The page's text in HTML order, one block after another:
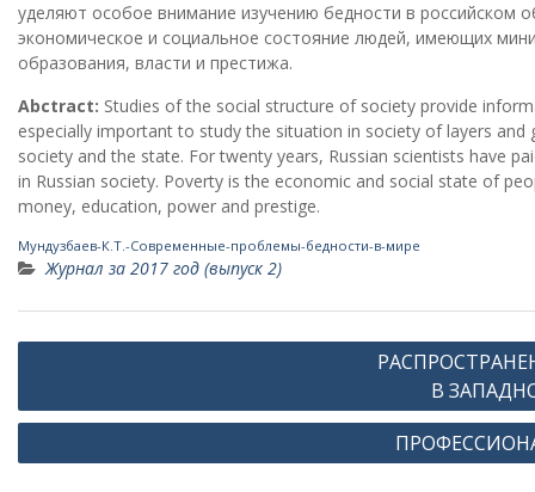
уделяют особое внимание изучению бедности в российском
экономическое и социальное состояние людей, имеющих
образования, власти и престижа.
Abctract: Studies of the social structure of society provide
especially important to study the situation in society of layers
society and the state. For twenty years, Russian scientists have
in Russian society. Poverty is the economic and social state of
money, education, power and prestige.
Мундузбаев-К.Т.-Современные-проблемы-бедности-в-мире
Журнал за 2017 год (выпуск 2)
Навигация
записям
В